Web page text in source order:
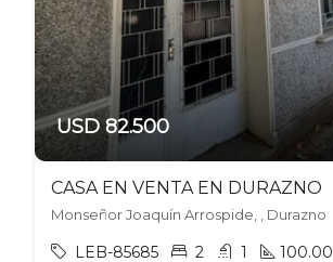
USD 82.500
CASA EN VENTA EN DURAZNO
Monseñor Joaquín Arrospide, , Durazno
LEB-85685 2 1 100.00